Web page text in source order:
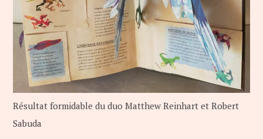
Résultat formidable du duo Matthew Reinhart et Robert
Sabuda